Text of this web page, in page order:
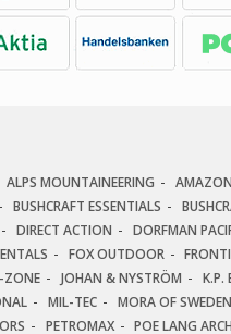
ALPS MOUNTAINEERING
BUSHCRAFT ESSENTIALS
DIRECT ACTION DORFMAN
FOX OUTDOOR
ZONE JOHAN & NYSTRÖM K.P.
MIL-TEC MORA OF SWEDEN
PETROMAX POE LANG